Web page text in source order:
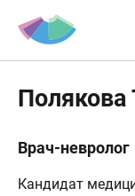
Полякова
Врач-невролог
Кандидат